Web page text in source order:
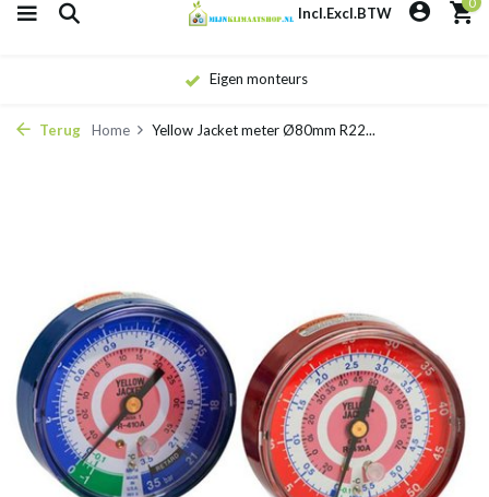
Incl.Excl.BTW
Eigen monteurs
Terug Home Yellow Jacket meter Ø80mm R22...